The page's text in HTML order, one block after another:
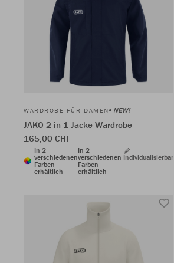
WARDROBE FÜR DAMEN NEW!
JAKO 2-in-1 Jacke Wardrobe
165,00 CHF
In 2
verschiedenen
Farben
erhältlich
In 2
verschiedenen
Farben
erhältlich
Individualisierbar